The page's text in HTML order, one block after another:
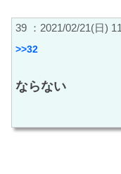
39 ：2021/02/21(日)
>>32
ならない